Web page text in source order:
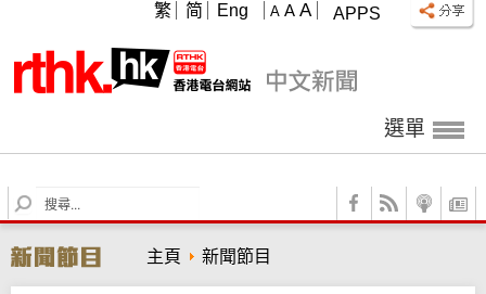
APPS
A A A
繁 简 Eng
選單
S
e
r
c
主頁 新聞節目